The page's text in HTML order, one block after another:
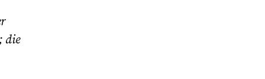
die